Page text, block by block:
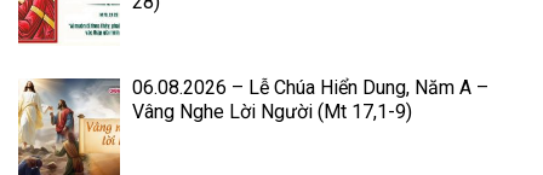
06.08.2026 – Lễ Chúa Hiển Dung, Năm A –
Vâng Nghe Lời Người (Mt 17,1-9)